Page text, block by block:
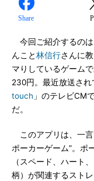
Share
今回ご紹介するの
んこと林信行さんに
マりしているゲーム
230円。最近放送され
touch 」のテレビCM
だ。
このアプリは、一言
ポーカーゲーム”。ポ
（スペード、ハート
柄）が関連するスト